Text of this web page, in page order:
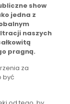
show
jedna z
naszych
pragną.
za
być